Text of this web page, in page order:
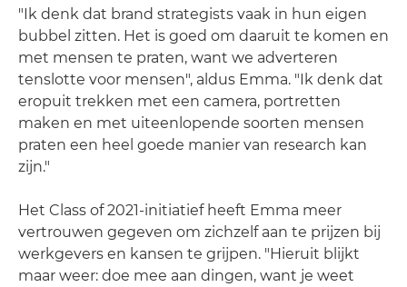
"Ik denk dat brand strategists vaak in hun eigen
bubbel zitten. Het is goed om daaruit te komen en
met mensen te praten, want we adverteren
tenslotte voor mensen", aldus Emma. "Ik denk dat
eropuit trekken met een camera, portretten
maken en met uiteenlopende soorten mensen
praten een heel goede manier van research kan
zijn."
Het Class of 2021-initiatief heeft Emma meer
vertrouwen gegeven om zichzelf aan te prijzen bij
werkgevers en kansen te grijpen. "Hieruit blijkt
maar weer: doe mee aan dingen, want je weet